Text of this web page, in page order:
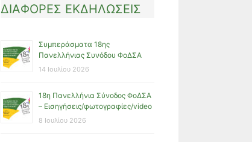
ΔΙΑΦΟΡΕΣ ΕΚΔΗΛΩΣΕΙΣ
Συμπεράσματα 18ης
Πανελλήνιας Συνόδου ΦοΔΣΑ
14 Ιουλίου 2026
18η Πανελλήνια Σύνοδος ΦοΔΣΑ
– Εισηγήσεις/φωτογραφίες/video
8 Ιουλίου 2026